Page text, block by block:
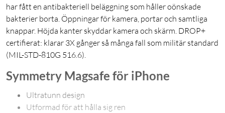
har fått en antibakteriell beläggning som håller oönskade
bakterier borta. Öppningar för kamera, portar och samtliga
knappar. Höjda kanter skyddar kamera och skärm. DROP+
certifierat: klarar 3X gånger så många fall som militär standard
(MIL-STD-810G 516.6).
Symmetry Magsafe för iPhone
Ultratunn design
Utformad för att hålla sig ren